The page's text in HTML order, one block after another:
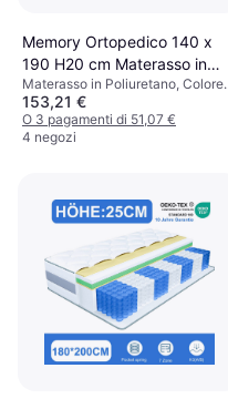
Memory Ortopedico 140 x
190 H20 cm Materasso in
Poliuretano
Materasso in Poliuretano, Colore:
Bianco
153,21 €
O 3 pagamenti di 51,07 €
4 negozi